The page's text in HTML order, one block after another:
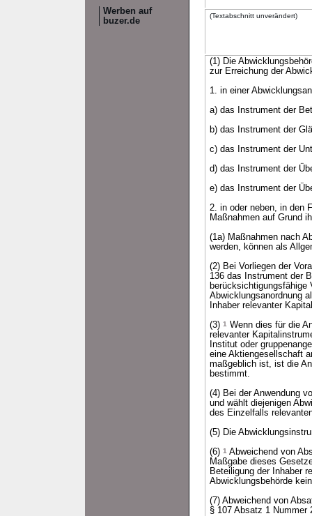
Werben auf
buzer.de
(Textabschnitt unverändert)
(1) Die
zur Erreichung der
1. in einer
a) das Instrument der
b) das Instrument der
c) das Instrument der
d) das Instrument der
e) das Instrument der
2. in oder neben, in den
Maßnahmen auf Grund
(1a) Maßnahmen nach
werden, können als
(2) Bei Vorliegen der
136 das Instrument der
berücksichtigungsfähige
Abwicklungsanordnung
Inhaber relevanter
(3) 1 Wenn dies für die
relevanter
Institut oder
eine Aktiengesellschaft
maßgeblich ist, ist die
bestimmt.
(4) Bei der Anwendung
und wählt diejenigen
des Einzelfalls
(5) Die
(6) 1 Abweichend von
Maßgabe dieses
Beteiligung der Inhaber
Abwicklungsbehörde
(7) Abweichend von
§ 107 Absatz 1 Nummer